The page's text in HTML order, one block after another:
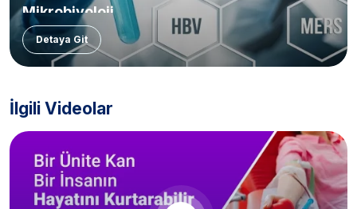
Mikrobiyoloji
Detaya Git
İlgili Videolar